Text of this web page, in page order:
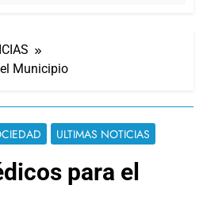
Municipio
ULTIMAS NOTICIAS
para el